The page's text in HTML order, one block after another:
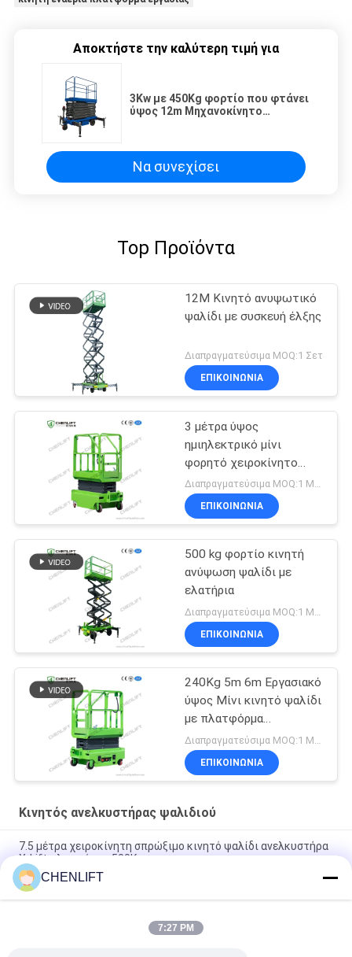
Αποκτήστε την καλύτερη τιμή για
3Kw με 450Kg φορτίο που φτάνει
ύψος 12m Μηχανοκίνητο
Να συνεχίσει
Top Προϊόντα
12M Κινητό ανυψωτικό
ψαλίδι με συσκευή έλξης
Διαπραγματεύσιμα MOQ:1 Σετ
ΕΠΙΚΟΙΝΩΝΙΑ
3 μέτρα ύψος
ημιηλεκτρικό μίνι
φορητό χειροκίνητο
ανυψωτικό ψαλίδι για
αποθήκη
Διαπραγματεύσιμα MOQ:1 Μονάδα
ΕΠΙΚΟΙΝΩΝΙΑ
500 kg φορτίο κινητή
ανύψωση ψαλίδι με
ελατήρια
ΕΠΙΚΟΙΝΩΝΙΑ
240Kg 5m 6m Εργασιακό
ύψος Μίνι κινητό ψαλίδι
με πλατφόρμα
επέκτασης
ΕΠΙΚΟΙΝΩΝΙΑ
Κινητός ανελκυστήρας ψαλιδιού
7.5 μέτρα χειροκίνητη σπρώξιμο κινητό ψαλίδι ανελκυστήρα
X-Lift πλατφόρμα 500Kg
14M Μικρό ηλεκτρικό ανελκυστήρα ψαλίδι με κινητήρα
συσκευή χωρητικότητα φόρτωσης σε 450Kg
Μίνι Εγχειρίδιο Πλατφόρμας Εναέριας Εργασίας 3,9 Μέτρων
CHENLIFT
7:27 PM